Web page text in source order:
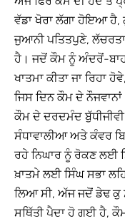
ਵੱਡਾ ਖੋਰਾ ਲੱਗਾ ਹੋਇਆ ਹੈ,
ਜੁਆਨੀ ਪਤਿਤਪੁਣੇ,
ਹੈ। ਜਦੋਂ ਕੌਮ ਨੂੰ ਅੰਦਰੋਂ-
ਖਾਤਮਾ ਕੀਤਾ ਜਾ ਰਿਹਾ
ਜਿਸ ਦਿਨ ਕੌਮ ਦੇ
ਕੌਮ ਦੇ ਦਰਦਮੰਦ
ਸੰਧਾਵਾਲੀਆ ਅਤੇ ਕੰਵਰ
ਰਹੇ ਨਿਘਾਰ ਨੂੰ ਰੋਕਣ ਲਈ
ਖ਼ਾਤਮੇ ਲਈ ਸਿੰਘ ਸਭਾ
ਲਿਆ ਸੀ, ਅੱਜ ਜਦੋਂ ਡੇਢ ਕੁ
ਸਥਿੱਤੀ ਪੈਦਾ ਹੋ ਗਈ ਹੈ,